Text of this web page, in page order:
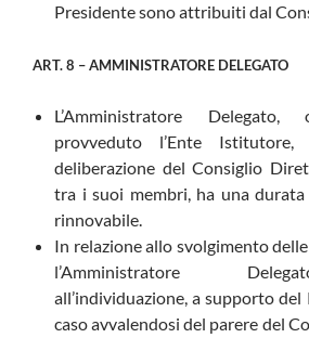
Presidente sono attribuiti dal
ART. 8 – AMMINISTRATORE DELEGATO
L’Amministratore
provveduto l’Ente
deliberazione del Consiglio
tra i suoi membri, ha una
rinnovabile.
In relazione allo svolgimento
l’Amministratore
all’individuazione, a supporto del
caso avvalendosi del parere del